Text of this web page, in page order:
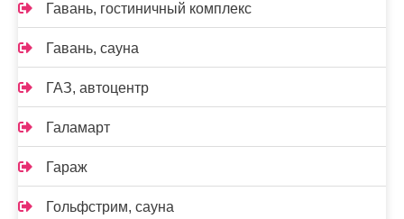
Гавань, гостиничный комплекс
Гавань, сауна
ГАЗ, автоцентр
Галамарт
Гараж
Гольфстрим, сауна